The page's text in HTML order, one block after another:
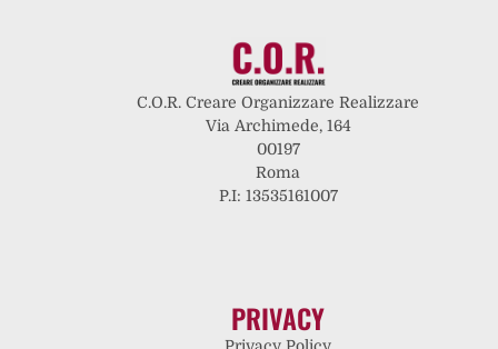
C.O.R. Creare Organizzare Realizzare
Via Archimede, 164
00197
Roma
P.I: 13535161007
PRIVACY